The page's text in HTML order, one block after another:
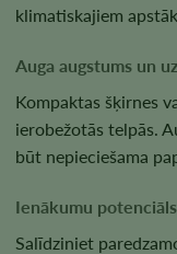
klimatiskajiem
Auga augstums un
Kompaktas šķirnes
ierobežotās telpās.
būt nepieciešama
Ienākumu potenciāls
Salīdziniet